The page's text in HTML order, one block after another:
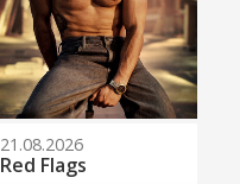
21.08.2026
Red Flags